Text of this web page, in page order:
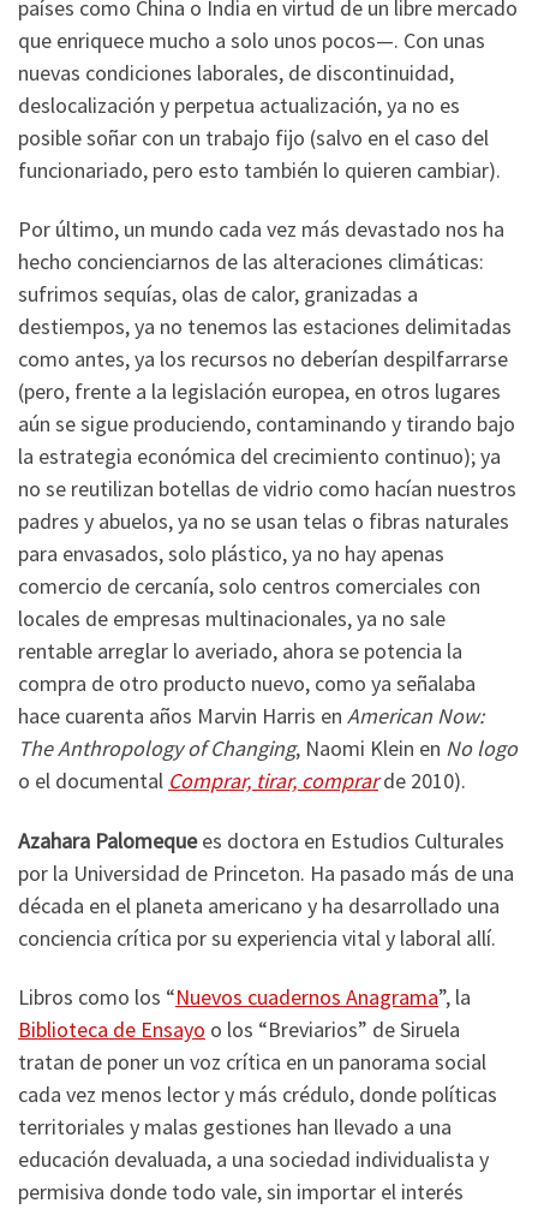
países como China o India en virtud de un libre mercado
que enriquece mucho a solo unos pocos—. Con unas
nuevas condiciones laborales, de discontinuidad,
deslocalización y perpetua actualización, ya no es
posible soñar con un trabajo fijo (salvo en el caso del
funcionariado, pero esto también lo quieren cambiar).
Por último, un mundo cada vez más devastado nos ha
hecho concienciarnos de las alteraciones climáticas:
sufrimos sequías, olas de calor, granizadas a
destiempos, ya no tenemos las estaciones delimitadas
como antes, ya los recursos no deberían despilfarrarse
(pero, frente a la legislación europea, en otros lugares
aún se sigue produciendo, contaminando y tirando bajo
la estrategia económica del crecimiento continuo); ya
no se reutilizan botellas de vidrio como hacían nuestros
padres y abuelos, ya no se usan telas o fibras naturales
para envasados, solo plástico, ya no hay apenas
comercio de cercanía, solo centros comerciales con
locales de empresas multinacionales, ya no sale
rentable arreglar lo averiado, ahora se potencia la
compra de otro producto nuevo, como ya señalaba
hace cuarenta años Marvin Harris en American Now:
The Anthropology of Changing, Naomi Klein en No logo
o el documental Comprar, tirar, comprarde 2010).
Azahara Palomequees doctora en Estudios Culturales
por la Universidad de Princeton. Ha pasado más de una
década en el planeta americano y ha desarrollado una
conciencia crítica por su experiencia vital y laboral allí.
Libros como los “Nuevos cuadernos Anagrama”, la
Biblioteca de Ensayo o los “Breviarios” de Siruela
tratan de poner un voz crítica en un panorama social
cada vez menos lector y más crédulo, donde políticas
territoriales y malas gestiones han llevado a una
educación devaluada, a una sociedad individualista y
permisiva donde todo vale, sin importar el interés